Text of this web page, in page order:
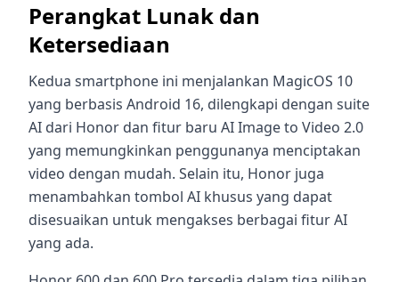
Perangkat Lunak dan
Ketersediaan
Kedua smartphone ini menjalankan MagicOS 10
yang berbasis Android 16, dilengkapi dengan suite
AI dari Honor dan fitur baru AI Image to Video 2.0
yang memungkinkan penggunanya menciptakan
video dengan mudah. Selain itu, Honor juga
menambahkan tombol AI khusus yang dapat
disesuaikan untuk mengakses berbagai fitur AI
yang ada.